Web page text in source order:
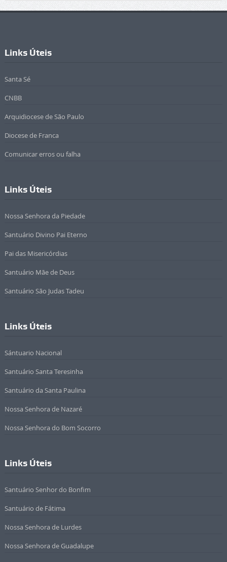
Links Úteis
Santa Sé
CNBB
Arquidiocese de São Paulo
Diocese de Franca
Comunicar erros ou falha
Links Úteis
Nossa Senhora da Piedade
Santuário Divino Pai Eterno
Pai das Misericórdias
Santuário Mãe de Deus
Santuário São Judas Tadeu
Links Úteis
Sántuario Nacional
Santuário Santa Teresinha
Santuário da Santa Paulina
Nossa Senhora de Nazaré
Nossa Senhora do Bom Socorro
Links Úteis
Santuário Senhor do Bonfim
Santuário de Fátima
Nossa Senhora de Lurdes
Nossa Senhora de Guadalupe